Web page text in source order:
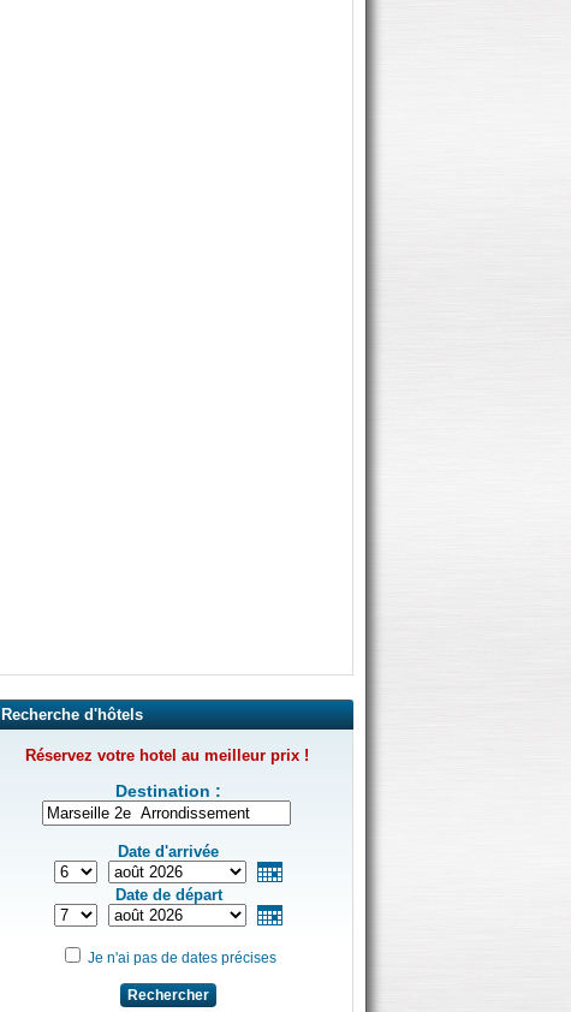
Recherche d'hôtels
Réservez votre hotel au meilleur prix !
Destination :
Date d'arrivée
Date de départ
Je n'ai pas de dates précises
Rechercher